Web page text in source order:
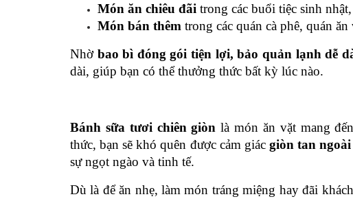
Món ăn chiêu đãi trong các buổi tiệc sinh
Món bán thêm trong các quán cà phê, quán
Nhờ bao bì đóng gói tiện lợi, bảo quản lạnh dễ
dài, giúp bạn có thể thưởng thức bất kỳ lúc nào.
Bánh sữa tươi chiên giòn là món ăn vặt mang
thức, bạn sẽ khó quên được cảm giác giòn tan
sự ngọt ngào và tinh tế.
Dù là để ăn nhẹ, làm món tráng miệng hay đãi